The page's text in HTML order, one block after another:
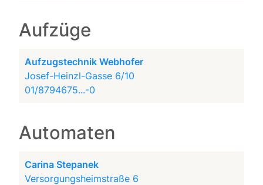
Aufzüge
Aufzugstechnik Webhofer
Josef-Heinzl-Gasse 6/10
01/8794675...-0
Automaten
Carina Stepanek
Versorgungsheimstraße 6